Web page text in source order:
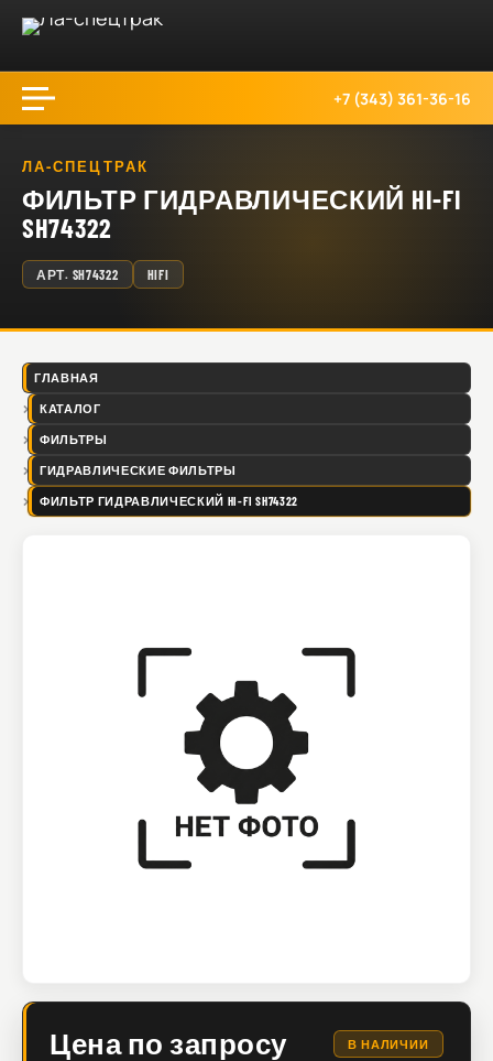
+7 (343) 361-36-16
ЛА-СПЕЦТРАК
ФИЛЬТР ГИДРАВЛИЧЕСКИЙ HI-FI
SH74322
АРТ. SH74322 HIFI
ГЛАВНАЯ
КАТАЛОГ
ФИЛЬТРЫ
ГИДРАВЛИЧЕСКИЕ ФИЛЬТРЫ
ФИЛЬТР ГИДРАВЛИЧЕСКИЙ HI-FI SH74322
Цена по запросу В НАЛИЧИИ